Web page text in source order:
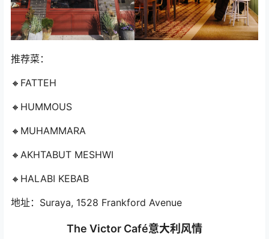
推荐菜：
🔸FATTEH
🔸HUMMOUS
🔸MUHAMMARA
🔸AKHTABUT MESHWI
🔸HALABI KEBAB
地址：Suraya, 1528 Frankford Avenue
The Victor Café意大利风情